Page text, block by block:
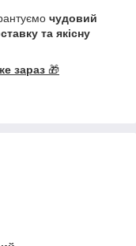
чудовий
та якісну
зараз 🎁